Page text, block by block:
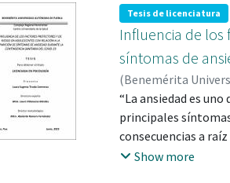
desarrollo de la
y la relación con la
Tesis de licenciatura
Influencia de
síntomas de
(Benemérita
“La ansiedad es
principales
consecuencias a
Se aborda por
Show more